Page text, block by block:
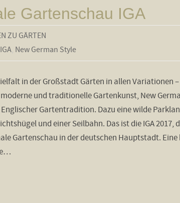
Gartenschau IGA
ZU GÄRTEN
IGA, New German Style
in der Großstadt Gärten in allen Variationen
und traditionelle Gartenkunst, New
Gartentradition. Dazu eine wilde
und einer Seilbahn. Das ist die IGA 2017,
Gartenschau in der deutschen Hauptstadt. Eine